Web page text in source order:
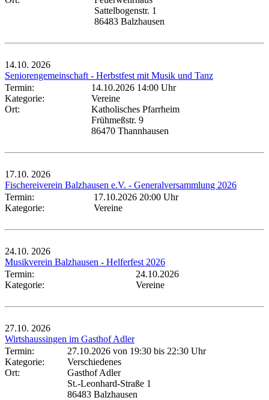
Sattelbogenstr. 1
86483 Balzhausen
14.10. 2026
Seniorengemeinschaft - Herbstfest mit Musik und Tanz
Termin:
14.10.2026 14:00 Uhr
Kategorie:
Vereine
Ort:
Katholisches Pfarrheim
Frühmeßstr. 9
86470 Thannhausen
17.10. 2026
Fischereiverein Balzhausen e.V. - Generalversammlung 2026
Termin:
17.10.2026 20:00 Uhr
Kategorie:
Vereine
24.10. 2026
Musikverein Balzhausen - Helferfest 2026
Termin:
24.10.2026
Kategorie:
Vereine
27.10. 2026
Wirtshaussingen im Gasthof Adler
Termin:
27.10.2026 von 19:30 bis 22:30 Uhr
Kategorie:
Verschiedenes
Ort:
Gasthof Adler
St.-Leonhard-Straße 1
86483 Balzhausen